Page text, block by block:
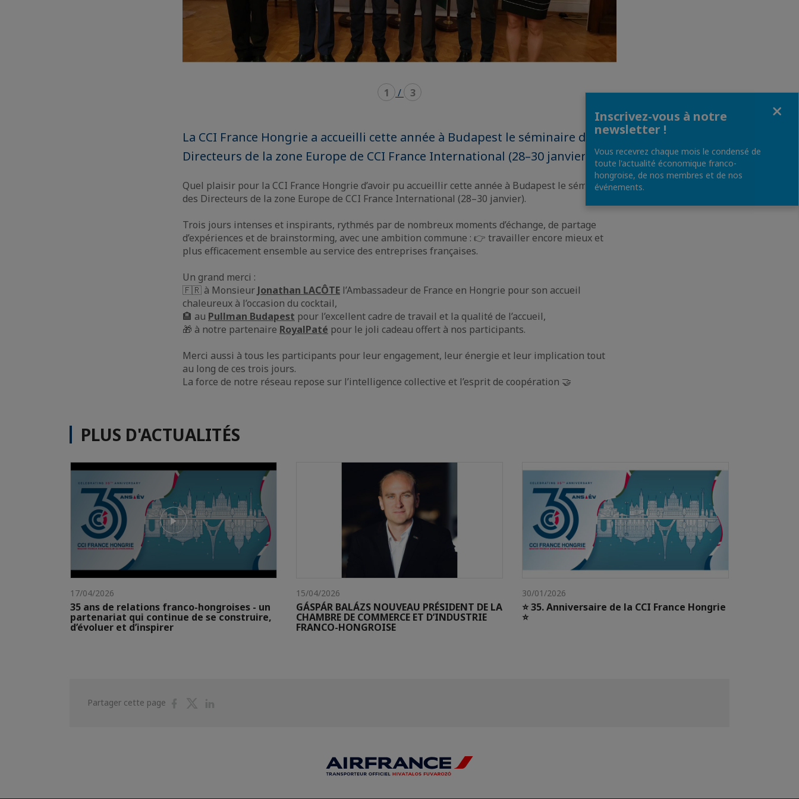
1 / 3
La CCI France Hongrie a accueilli cette année à Budapest le séminaire des
Directeurs de la zone Europe de CCI France International (28–30 janvier).
Quel plaisir pour la CCI France Hongrie d’avoir pu accueillir cette année à Budapest le séminaire
des Directeurs de la zone Europe de CCI France International (28–30 janvier).
Trois jours intenses et inspirants, rythmés par de nombreux moments d’échange, de partage
d’expériences et de brainstorming, avec une ambition commune : 👉 travailler encore mieux et
plus efficacement ensemble au service des entreprises françaises.
Un grand merci :
🇫🇷 à Monsieur Jonathan LACÔTE l’Ambassadeur de France en Hongrie pour son accueil
chaleureux à l’occasion du cocktail,
🏨 au Pullman Budapest pour l’excellent cadre de travail et la qualité de l’accueil,
🎁 à notre partenaire RoyalPaté pour le joli cadeau offert à nos participants.
Merci aussi à tous les participants pour leur engagement, leur énergie et leur implication tout
au long de ces trois jours.
La force de notre réseau repose sur l’intelligence collective et l’esprit de coopération 🤝
PLUS D'ACTUALITÉS
17/04/2026
35 ans de relations franco-hongroises - un
partenariat qui continue de se construire,
d’évoluer et d’inspirer
15/04/2026
GÁSPÁR BALÁZS NOUVEAU PRÉSIDENT DE LA
CHAMBRE DE COMMERCE ET D’INDUSTRIE
FRANCO-HONGROISE
30/01/2026
⭐ 35. Anniversaire de la CCI France Hongrie
⭐
Partager cette page
PartagerPartager
Inscrivez-vous à notre
newsletter !
Vous recevrez chaque mois le condensé de
toute l'actualité économique franco-
hongroise, de nos membres et de nos
événements.